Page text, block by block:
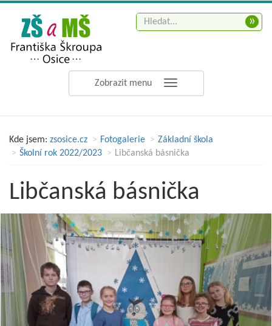
Zobrazit menu
»
Kde jsem: zsosice.cz Fotogalerie
Základní škola
Školní rok 2022/2023
Libčanská básnička
Libčanská básnička